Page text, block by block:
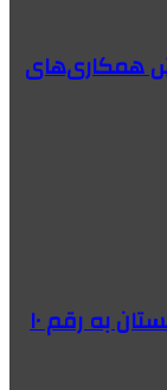
همکاری‌های
افزایش حجم تجارت بین ایران و پاکستان به رقم ۱۰